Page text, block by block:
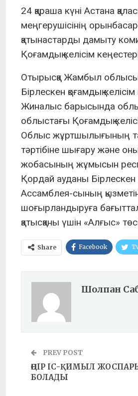
24 қараша күні Астана
меңгерушісінің
қатынастарды дамыту
Қоғамдық келісім
Отырысқа Жамбыл облысы
Бірлескен қоғамдық
Жиналыс барысында
облыстағы Қоғамдық
Облыс жұртшылығының
тәртібіне шығару және
жобасының жұмысын
Қордай ауданы Бірлескен
Ассамблея-сының
шоғырландыруға
қатысқаны үшін «Алғыс»
Share Facebook
Шолпан
PREV POST
ӨҢІР ІС-ҚИМЫЛ
БОЛАДЫ